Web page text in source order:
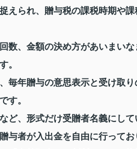
えられ、贈与税の課税時期や
数、金額の決め方があいまい
。
毎年贈与の意思表示と受け取
す。
ど、形式だけ受贈者名義にして
与者が入出金を自由に行って